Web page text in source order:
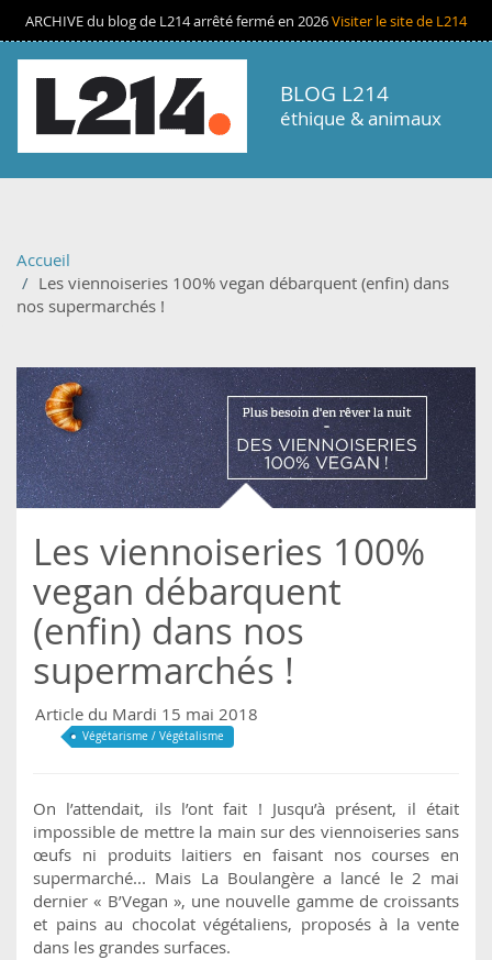
Aller au contenu principal
ARCHIVE du blog de L214 arrêté fermé en 2026Visiter le site de L214
BLOG L214
éthique & animaux
Accueil
Les viennoiseries 100% vegan débarquent (enfin) dans
nos supermarchés !
Les viennoiseries 100%
vegan débarquent
(enfin) dans nos
supermarchés !
Article du Mardi 15 mai 2018
Végétarisme / Végétalisme
On l’attendait, ils l’ont fait ! Jusqu’à présent, il était
impossible de mettre la main sur des viennoiseries sans
œufs ni produits laitiers en faisant nos courses en
supermarché... Mais La Boulangère a lancé le 2 mai
dernier « B’Vegan », une nouvelle gamme de croissants
et pains au chocolat végétaliens, proposés à la vente
dans les grandes surfaces.